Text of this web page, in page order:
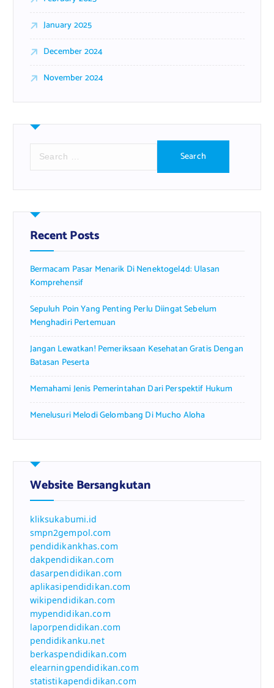
January 2025
December 2024
November 2024
r
h
f
o
:
Recent Posts
Bermacam Pasar Menarik Di Nenektogel4d: Ulasan
Komprehensif
Sepuluh Poin Yang Penting Perlu Diingat Sebelum
Menghadiri Pertemuan
Jangan Lewatkan! Pemeriksaan Kesehatan Gratis Dengan
Batasan Peserta
Memahami Jenis Pemerintahan Dari Perspektif Hukum
Menelusuri Melodi Gelombang Di Mucho Aloha
Website Bersangkutan
kliksukabumi.id
smpn2gempol.com
pendidikankhas.com
dakpendidikan.com
dasarpendidikan.com
aplikasipendidikan.com
wikipendidikan.com
mypendidikan.com
laporpendidikan.com
pendidikanku.net
berkaspendidikan.com
elearningpendidikan.com
statistikapendidikan.com